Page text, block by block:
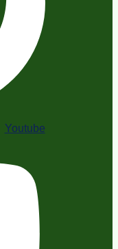
Youtube